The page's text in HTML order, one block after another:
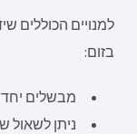
למנויים הכוללים
בזום:
מבשלים
ניתן לשאול